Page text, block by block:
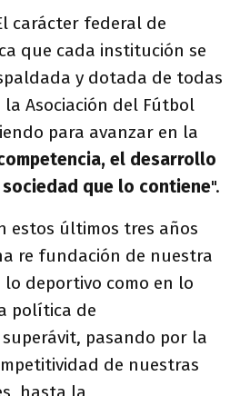
carácter federal de
que cada institución se
y dotada de todas
Asociación del Fútbol
para avanzar en la
el desarrollo
que lo contiene".
estos últimos tres años
re fundación de nuestra
deportivo como en lo
política de
pasando por la
de nuestras